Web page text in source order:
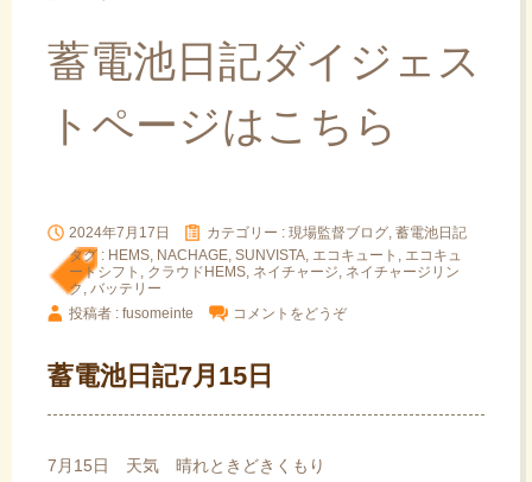
蓄電池日記ダイジェス
トページはこちら
2024年7月17日 カテゴリー : 現場監督ブログ, 蓄電池日記
タグ : HEMS NACHAGE SUNVISTA エコキュート
エコキュ
ートシフト
クラウドHEMS ネイチャージ ネイチャージリン
ク バッテリー
投稿者 : fusomeinte
コメントをどうぞ
蓄電池日記7月15日
7月15日 天気 晴れときどきくもり